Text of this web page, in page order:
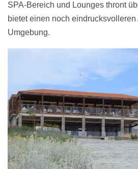
SPA-Bereich und Lounges thront
bietet einen noch
Umgebung.